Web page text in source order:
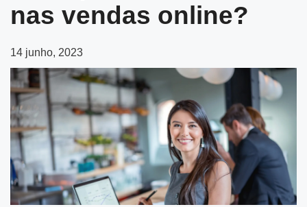
nas vendas online?
14 junho, 2023
Tipo do Projeto